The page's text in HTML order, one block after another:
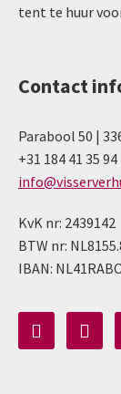
tent te huur
Contact
Parabool 50 |
+31 184 41 35 94
KvK nr: 2439142
BTW nr:
IBAN: